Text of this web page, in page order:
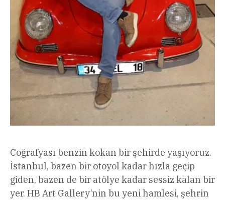
Coğrafyası benzin kokan bir şehirde yaşıyoruz.
İstanbul, bazen bir otoyol kadar hızla geçip
giden, bazen de bir atölye kadar sessiz kalan bir
yer. HB Art Gallery’nin bu yeni hamlesi, şehrin